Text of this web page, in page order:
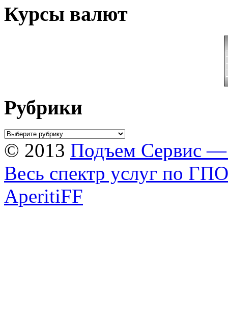
Курсы валют
Рубрики
© 2013 Подъем Cервис
Весь спектр услуг по ГПО
AperitiFF